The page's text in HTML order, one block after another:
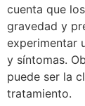
cuenta que
gravedad y
experimentar
y síntomas.
puede ser la
tratamiento.